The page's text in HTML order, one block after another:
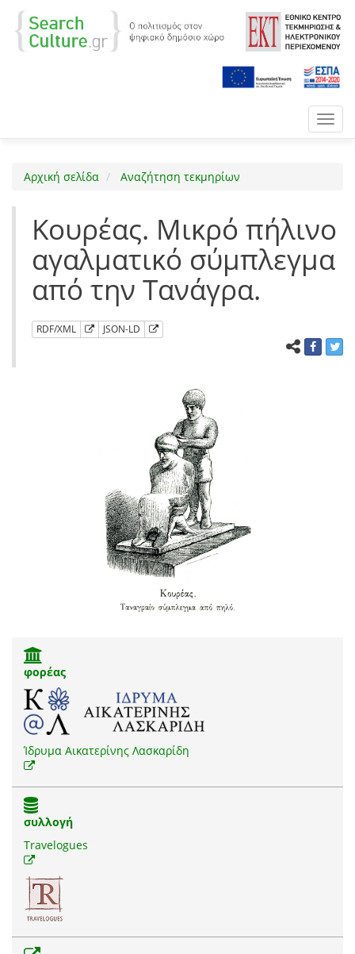
Αρχική σελίδα Αναζήτηση τεκμηρίων
Κουρέας. Μικρό πήλινο
αγαλματικό σύμπλεγμα
από την Τανάγρα.
RDF/XML JSON-LD
φορέας
Ίδρυμα Αικατερίνης Λασκαρίδη
συλλογή
Travelogues